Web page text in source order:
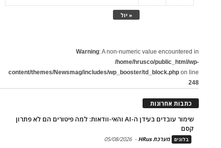
« יול
Warning: A non-numeric value encountered in
/home/hrusco/public_html/wp-
content/themes/Newsmag/includes/wp_booster/td_block.php on line
248
כתבות אחרונות
שימור עובדים בעידן ה-AI והאי-וודאות: למה פיטורים הם לא פתרון
קסם
בלוגים מערכת HRus -
05/08/2026